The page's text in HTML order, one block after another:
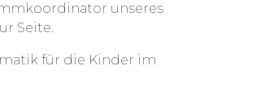
unseres
Seite.
für die Kinder im